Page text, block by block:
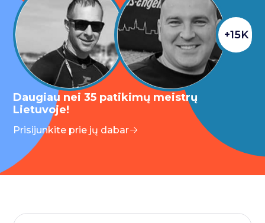
+15K
Daugiau nei 35 patikimų meistrų
Lietuvoje!
Prisijunkite prie jų dabar